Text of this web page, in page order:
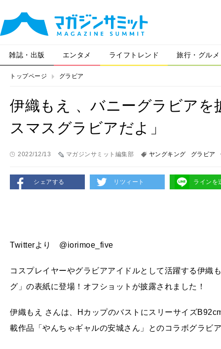
雑誌・出版 エンタメ ライフトレンド 旅行・グルメ
トップページ グラビア
伊織もえ 、バニーグラビアを
スマスグラビアだよ」
2022/12/13 マガジンサミット編集部 ヤングキング グラビア
シェアする リツィート ラインを
Twitterより @iorimoe_five
コスプレイヤーやグラビアアイドルとして活躍する伊織
グ」の表紙に登場！オフショットが披露されました！
伊織もえ さんは、Hカップのバストにスリーサイズ
載作品「やんちゃギャルの安城さん」とのコラボグラビ